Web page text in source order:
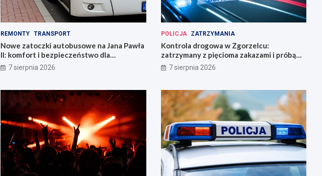
REMONTY TRANSPORT
Nowe zatoczki autobusowe na Jana Pawła
II: komfort i bezpieczeństwo dla
mieszkańców!
7 sierpnia 2026
POLICJA ZATRZYMANIA
Kontrola drogowa w Zgorzelcu:
zatrzymany z pięcioma zakazami i próbą
ucieczki
7 sierpnia 2026